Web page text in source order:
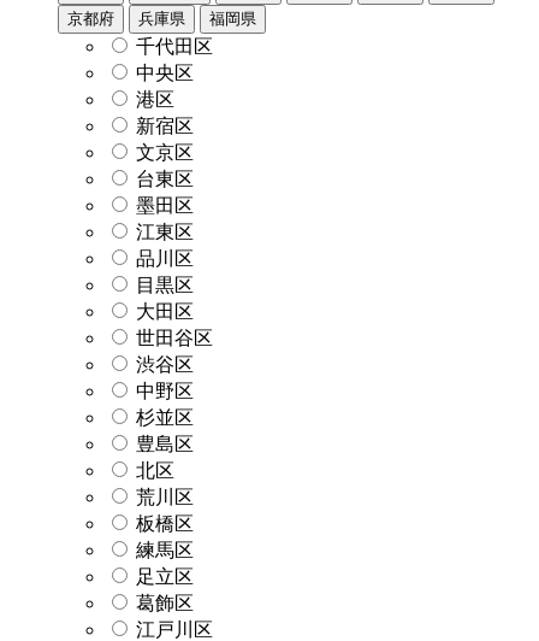
京都府
兵庫県 福岡県
千代田区
中央区
港区
新宿区
文京区
台東区
墨田区
江東区
品川区
目黒区
大田区
世田谷区
渋谷区
中野区
杉並区
豊島区
北区
荒川区
板橋区
練馬区
足立区
葛飾区
江戸川区